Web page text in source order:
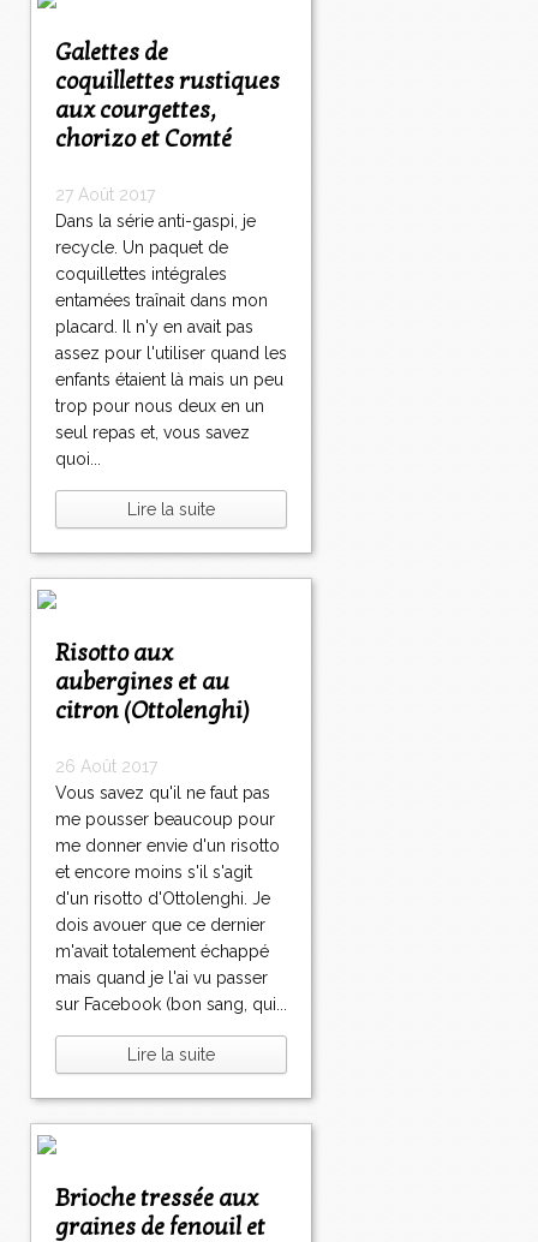
Galettes de
coquillettes rustiques
aux courgettes,
chorizo et Comté
27 Août 2017
Dans la série anti-gaspi, je
recycle. Un paquet de
coquillettes intégrales
entamées traînait dans mon
placard. Il n'y en avait pas
assez pour l'utiliser quand les
enfants étaient là mais un peu
trop pour nous deux en un
seul repas et, vous savez
quoi...
Lire la suite
Risotto aux
aubergines et au
citron (Ottolenghi)
26 Août 2017
Vous savez qu'il ne faut pas
me pousser beaucoup pour
me donner envie d'un risotto
et encore moins s'il s'agit
d'un risotto d'Ottolenghi. Je
dois avouer que ce dernier
m'avait totalement échappé
mais quand je l'ai vu passer
sur Facebook (bon sang, qui...
Lire la suite
Brioche tressée aux
graines de fenouil et